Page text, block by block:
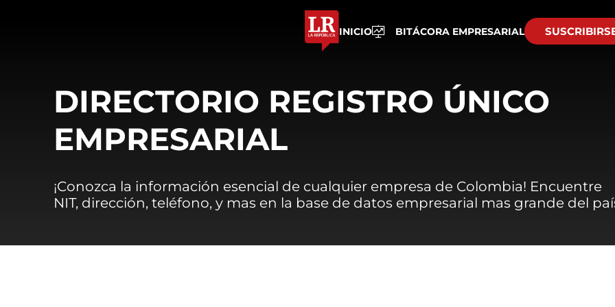
INICIO BITÁCORA EMPRESARIAL
DIRECTORIO REGISTRO ÚNICO
EMPRESARIAL
¡Conozca la información esencial de cualquier empresa de Colombia! Encuentre
NIT, dirección, teléfono, y mas en la base de datos empresarial mas grande del